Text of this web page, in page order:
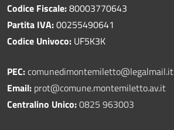
Codice Fiscale:80003770643
Partita IVA:00255490641
Codice Univoco: UF5K3K
PEC:comunedimontemiletto@legalmail.it
Email: prot@comune.montemiletto.av.it
Centralino Unico:0825 963003